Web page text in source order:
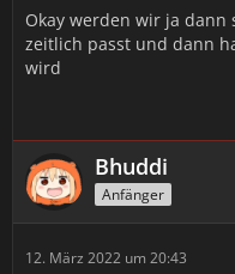
Okay werden wir ja dann
zeitlich passt und dann
wird
Bhuddi
Anfänger
12. März 2022 um 20:43